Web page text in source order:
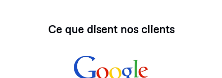
Ce que disent nos clients